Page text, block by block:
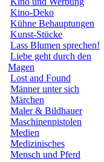
Kino-Deko
Kühne Behauptungen
Kunst-Stücke
Lass Blumen sprechen!
Liebe geht durch den
Magen
Lost and Found
Männer unter sich
Märchen
Maler & Bildhauer
Maschinenpistolen
Medien
Medizinisches
Mensch und Pferd